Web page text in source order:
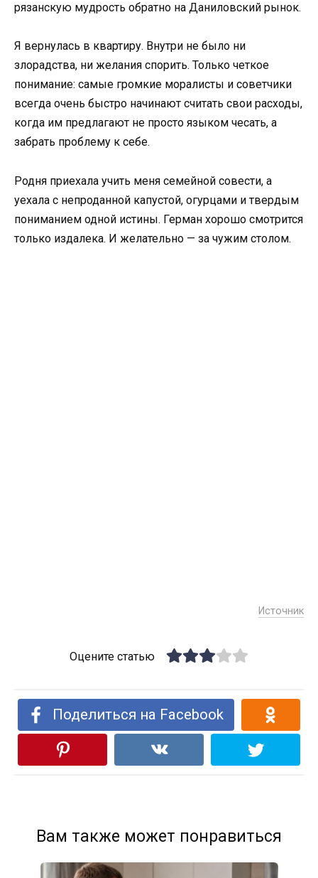
рязанскую мудрость обратно на Даниловский рынок.
Я вернулась в квартиру. Внутри не было ни
злорадства, ни желания спорить. Только четкое
понимание: самые громкие моралисты и советчики
всегда очень быстро начинают считать свои расходы,
когда им предлагают не просто языком чесать, а
забрать проблему к себе.
Родня приехала учить меня семейной совести, а
уехала с непроданной капустой, огурцами и твердым
пониманием одной истины. Герман хорошо смотрится
только издалека. И желательно — за чужим столом.
Источник
Оцените статью
Поделиться на Facebook
Вам также может понравиться